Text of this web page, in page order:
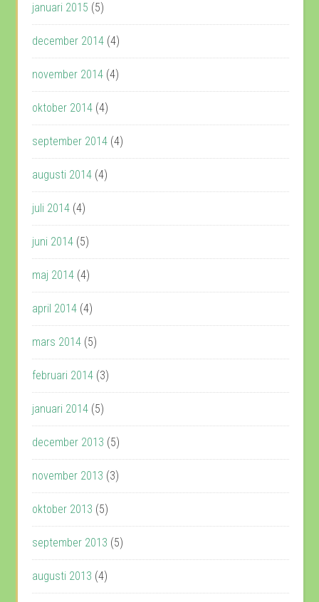
januari 2015 (5)
december 2014 (4)
november 2014 (4)
oktober 2014 (4)
september 2014 (4)
augusti 2014 (4)
juli 2014 (4)
juni 2014 (5)
maj 2014 (4)
april 2014 (4)
mars 2014 (5)
februari 2014 (3)
januari 2014 (5)
december 2013 (5)
november 2013 (3)
oktober 2013 (5)
september 2013 (5)
augusti 2013 (4)